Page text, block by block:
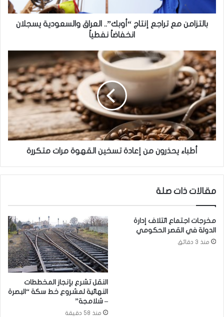
م
ا
ج
ع
إ
ن
ت
ا
ج
“
”
ا
ل
ع
بالتزامن مع تراجع إنتاج “أوبك”.. العراق والسعودية يسجلان
انخفاضاً نفطياً
أ
ط
ب
ا
ء
ي
ح
ذ
ر
إ
د
ة
ت
أطباء يحذرون من إعادة تسخين القهوة مرات متكررة
مقالات ذات صلة
مخرجات اجتماع ائتلاف إدارة
الدولة في القصر الحكومي
منذ 3 دقائق
النقل تشرع بإنجاز المخططات
النهائية لمشروع خط سكة “البصرة
– شلامجة”
منذ 58 دقيقة